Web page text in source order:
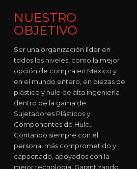
NUESTRO
OBJETIVO
Ser una organización líder en
todos los niveles, como la mejor
opción de compra en México y
en el mundo entero, en piezas de
plástico y hule de alta ingeniería
dentro de la gama de
Sujetadores Plásticos y
Componentes de Hule.
Contando siempre con el
personal más comprometido y
capacitado, apoyados con la
mejor tecnología. Garantizando